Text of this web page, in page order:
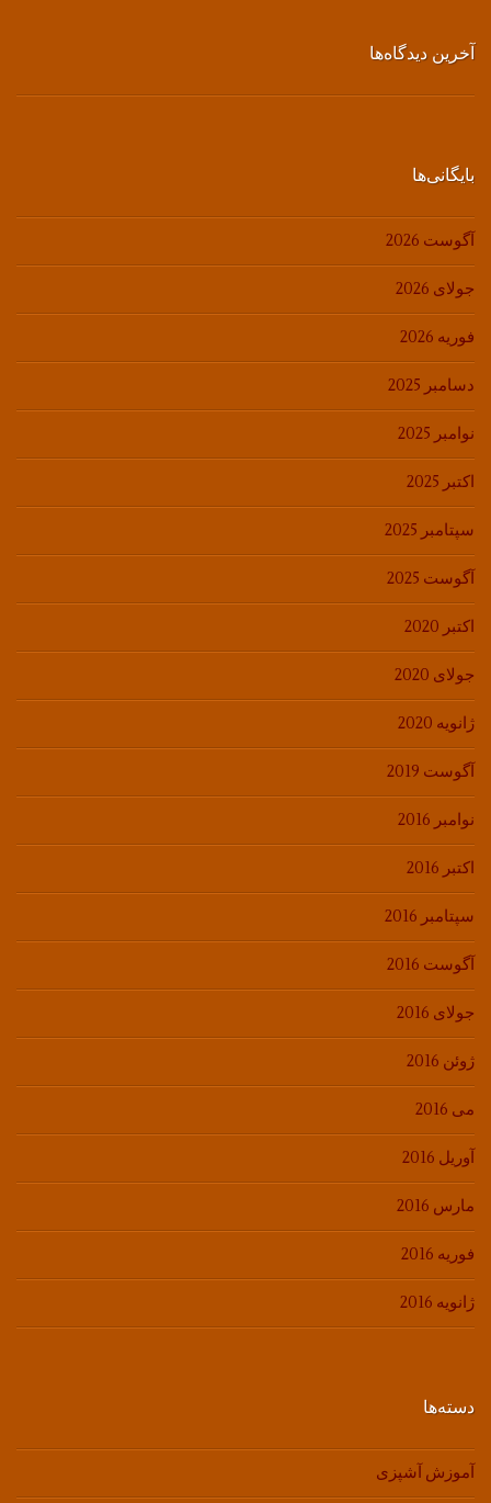
آخرین دیدگاه‌ها
بایگانی‌ها
آگوست 2026
جولای 2026
فوریه 2026
دسامبر 2025
نوامبر 2025
اکتبر 2025
سپتامبر 2025
آگوست 2025
اکتبر 2020
جولای 2020
ژانویه 2020
آگوست 2019
نوامبر 2016
اکتبر 2016
سپتامبر 2016
آگوست 2016
جولای 2016
ژوئن 2016
می 2016
آوریل 2016
مارس 2016
فوریه 2016
ژانویه 2016
دسته‌ها
آموزش آشپزی